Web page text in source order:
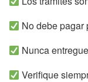
No debe pagar
Nunca
Verifique